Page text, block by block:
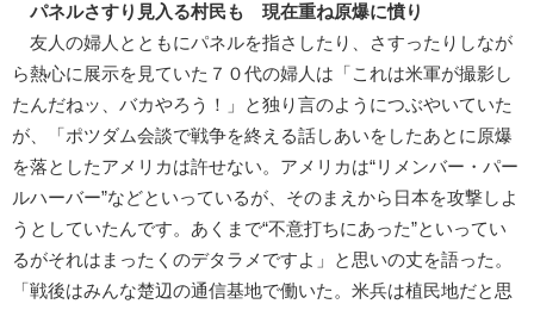
パネルさすり見入る村民も 現在重ね原爆に憤り
友人の婦人とともにパネルを指さしたり、さすったりしなが
ら熱心に展示を見ていた７０代の婦人は「これは米軍が撮影し
たんだねッ、バカやろう！」と独り言のようにつぶやいていた
が、「ポツダム会談で戦争を終える話しあいをしたあとに原爆
を落としたアメリカは許せない。アメリカは“リメンバー・パー
ルハーバー”などといっているが、そのまえから日本を攻撃しよ
うとしていたんです。あくまで“不意打ちにあった”といってい
るがそれはまったくのデタラメですよ」と思いの丈を語った。
「戦後はみんな楚辺の通信基地で働いた。米兵は植民地だと思